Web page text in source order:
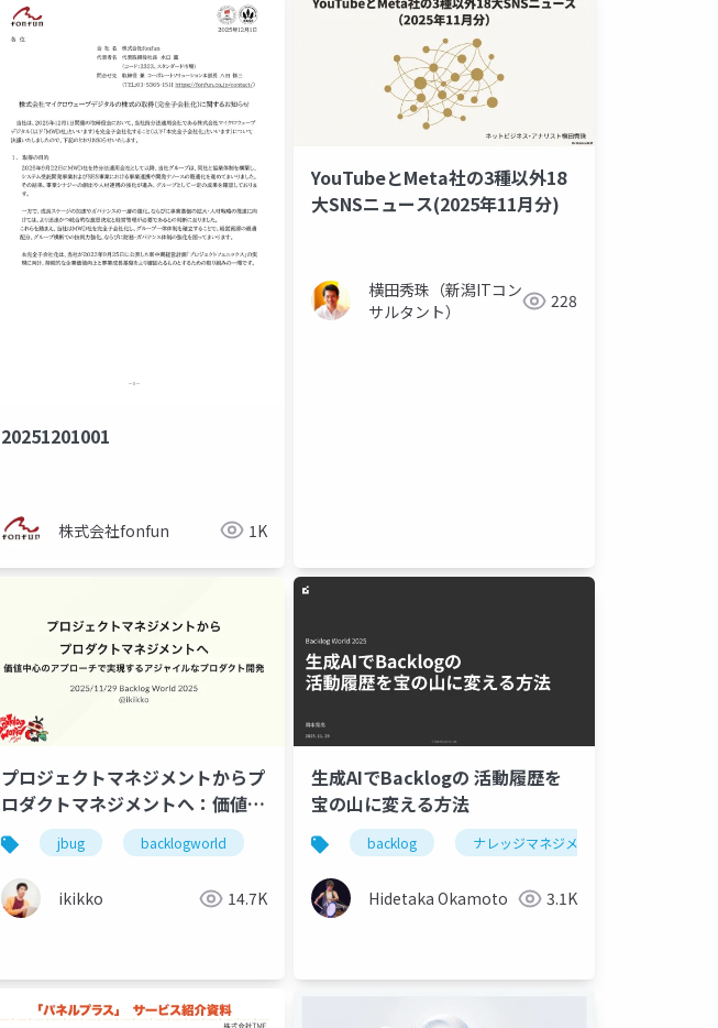
保証 スクラム
20251201001
株式会社fonfun 1K
YouTubeとMeta社の3種以外18
大SNSニュース(2025年11月分)
横田秀珠（新潟ITコン
サルタント）
228
古旗淳一 strコンサルティング
プロジェクトマネジメントからプ
ロダクトマネジメントへ：価値中
心のアプローチで実現するアジャ
イルなプロダクト開発
jbug backlogworld
ikikko 14.7K
生成AIでBacklogの 活動履歴を
宝の山に変える方法
backlog ナレッジマネジメント
Hidetaka Okamoto 3.1K